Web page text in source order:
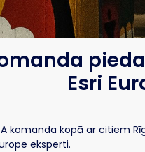
Esri
komanda kopā ar citiem
eksperti.